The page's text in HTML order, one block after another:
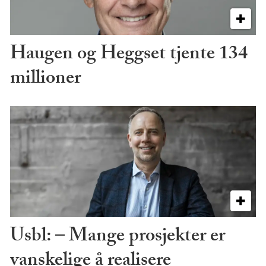
Haugen og Heggset tjente 134
millioner
Usbl: – Mange prosjekter er